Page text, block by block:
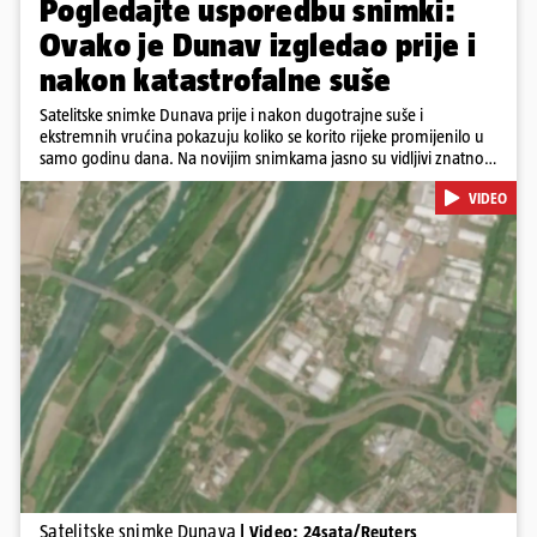
Pogledajte usporedbu snimki:
Ovako je Dunav izgledao prije i
nakon katastrofalne suše
Satelitske snimke Dunava prije i nakon dugotrajne suše i
ekstremnih vrućina pokazuju koliko se korito rijeke promijenilo u
samo godinu dana. Na novijim snimkama jasno su vidljivi znatno
veći pješčani sprudovi i sužene vodene površine, što svjedoči o
povijesno niskim vodostajima. Promjene su zabilježene duž cijelog
toka, od Njemačke i Austrije, preko Slovačke, Hrvatske i Srbije, do
Rumunjske i Bugarske. Snimke je tijekom ljeta 2025. i 2026.
zabilježio satelit Sentinel-2 u sklopu programa Europske unije
Copernicus.
Pokretanje videa...
VIDEO
Satelitske snimke Dunava | Video: 24sata/Reuters